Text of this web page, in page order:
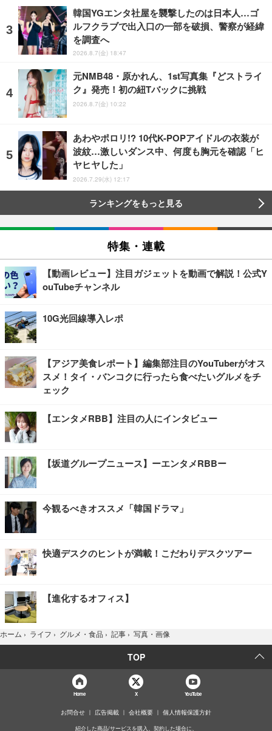
韓国YGエンタ社屋を襲撃したのは日本人…ゴ
ルフクラブで出入口の一部を破損、警察が経緯
を調査へ
2026.8.7(金) 18:47
元NMB48・原かれん、1st写真集『どストライ
ク』発売！初の紐Tバックに挑戦
2026.8.7(金) 10:22
あわやポロリ!? 10代K-POPアイドルの衣装が
波紋…激しいダンス中、何度も胸元を確認「ヒ
ヤヒヤした」
2026.7.29(水) 12:17
ランキングをもっと見る
特集・連載
【動画レビュー】注目ガジェットを動画で解説！公式Y
ouTubeチャンネル
10G光回線導入レポ
【アジア美食レポート】編集部注目のYouTuberがオス
スメ！タイ・バンコクに行ったら食べたいグルメをチ
ェック
【エンタメRBB】注目の人にインタビュー
【坂道グループニュース】ーエンタメRBBー
今観るべきオススメ「韓国ドラマ」
快適デスクのヒントが満載！こだわりデスクツアー
【進化するオフィス】
ホーム › ライフ › グルメ・食品 › 記事 › 写真・画像
TOP
Home X YouTube
お問合せ 広告掲載 会社概要 個人情報保護方針
紹介した商品/サービスを購入、契約した場合に、